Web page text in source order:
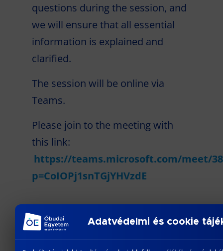
questions during the session, and
we will ensure that all essential
information is explained and
clarified.
The session will be online via
Teams.
Please join to the meeting with
this link:
https://teams.microsoft.com/meet/
p=CoIOPj1snTGjYHVzdE
Adatvédelmi és cookie